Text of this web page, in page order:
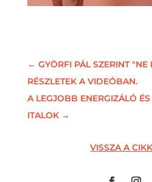
← GYÖRFI PÁL SZERINT
RÉSZLETEK A VIDEÓBAN.
A LEGJOBB ENERGIZÁLÓ
ITALOK→
VISSZA A